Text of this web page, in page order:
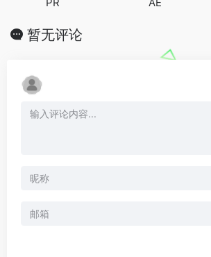
暂无评论